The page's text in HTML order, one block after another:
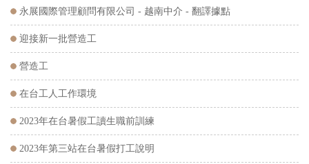
永展國際管理顧問有限公司 - 越南中介 - 翻譯據點
迎接新一批營造工
營造工
在台工人工作環境
2023年在台暑假工讀生職前訓練
2023年第三站在台暑假打工說明